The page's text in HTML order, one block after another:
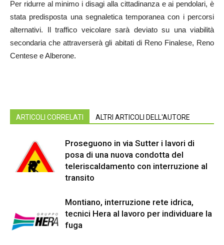
Per ridurre al minimo i disagi alla cittadinanza e ai pendolari, è
stata predisposta una segnaletica temporanea con i percorsi
alternativi. Il traffico veicolare sarà deviato su una viabilità
secondaria che attraverserà gli abitati di Reno Finalese, Reno
Centese e Alberone.
ARTICOLI CORRELATI ALTRI ARTICOLI DELL'AUTORE
Proseguono in via Sutter i lavori di
posa di una nuova condotta del
teleriscaldamento con interruzione al
transito
Montiano, interruzione rete idrica,
tecnici Hera al lavoro per individuare la
fuga